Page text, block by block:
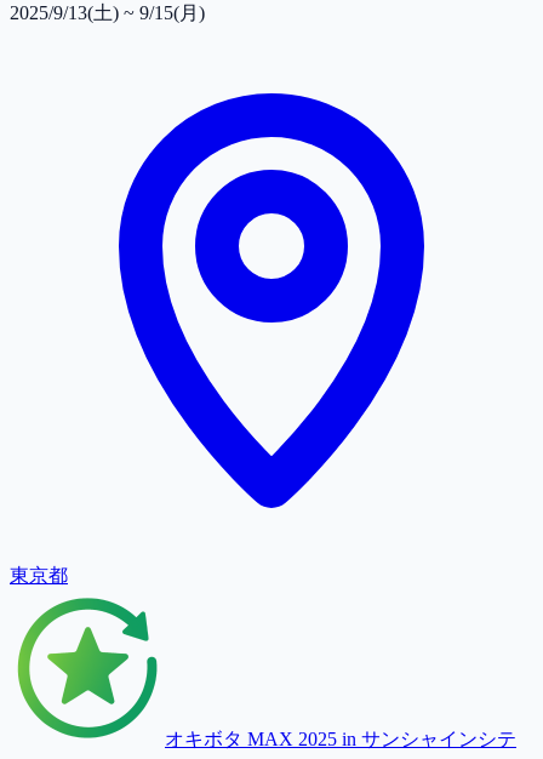
2025/9/13(土) ~ 9/15(月)
東京都
オキボタ MAX 2025 in サンシャインシテ